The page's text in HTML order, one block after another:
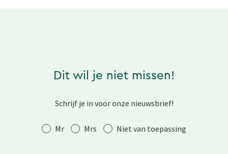
Dit wil je niet missen!
Schrijf je in voor onze nieuwsbrief!
Aanhef Mr Mrs Niet van toepassing